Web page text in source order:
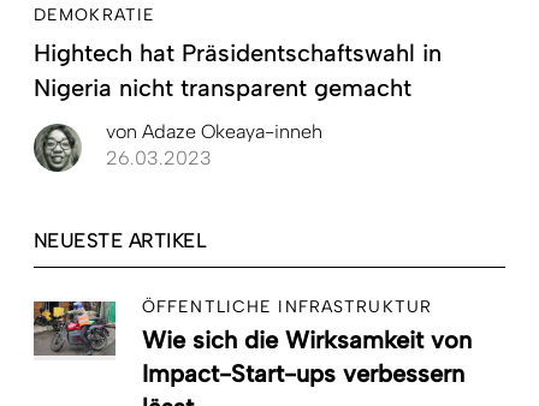
DEMOKRATIE
Hightech hat Präsidentschaftswahl in
Nigeria nicht transparent gemacht
von Adaze Okeaya-inneh
26.03.2023
NEUESTE ARTIKEL
ÖFFENTLICHE INFRASTRUKTUR
Wie sich die Wirksamkeit von
Impact-Start-ups verbessern